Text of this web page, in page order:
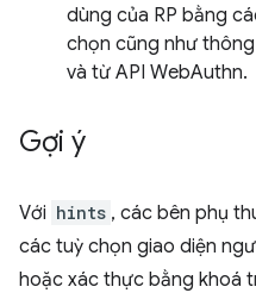
dùng của RP bằng
chọn cũng như
và từ API WebAuthn.
Gợi ý
Với hints , các bên phụ
các tuỳ chọn giao diện
hoặc xác thực bằng khoá